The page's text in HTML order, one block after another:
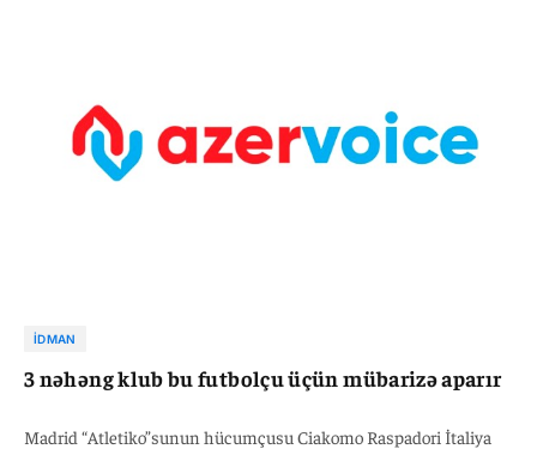
İDMAN
3 nəhəng klub bu futbolçu üçün mübarizə aparır
Madrid “Atletiko”sunun hücumçusu Ciakomo Raspadori İtaliya